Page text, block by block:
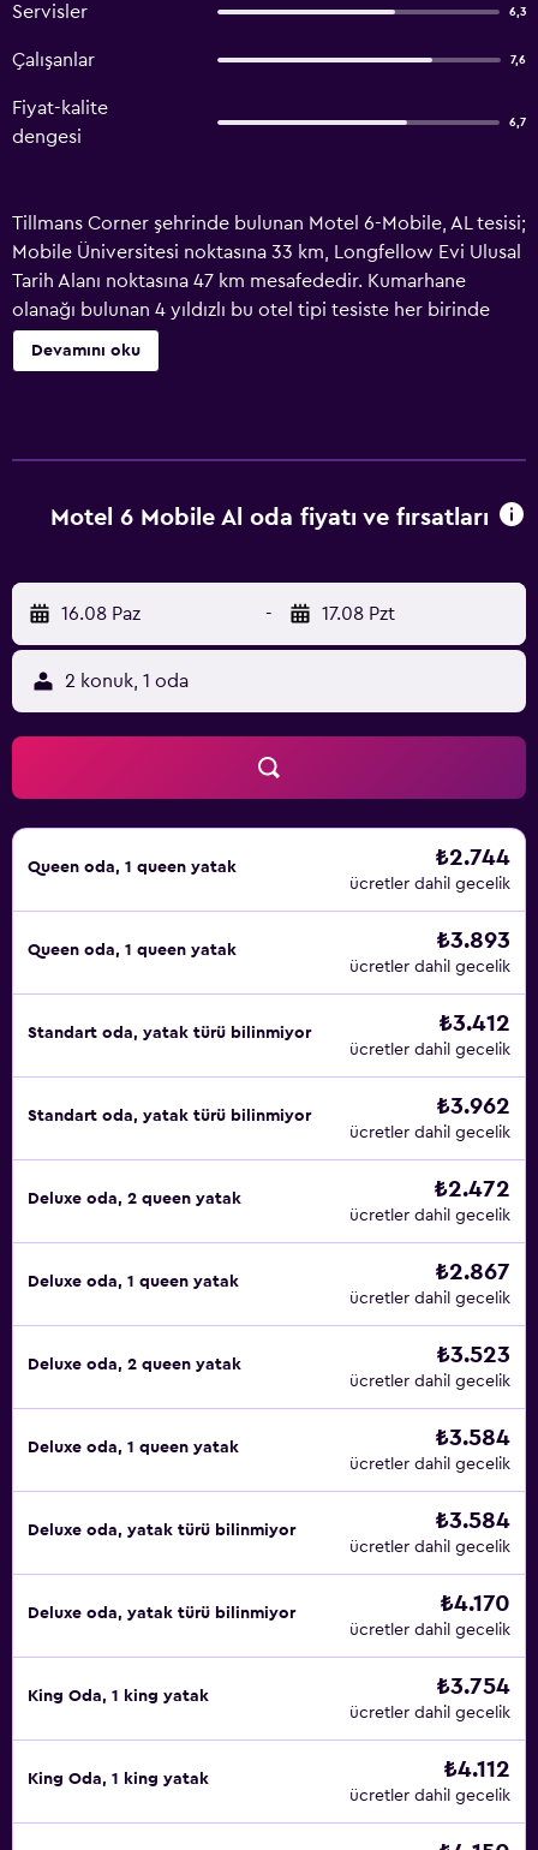
Servisler 6,3
Çalışanlar 7,6
Fiyat-kalite
dengesi
6,7
Tillmans Corner şehrinde bulunan Motel 6-Mobile, AL tesisi;
Mobile Üniversitesi noktasına 33 km, Longfellow Evi Ulusal
Tarih Alanı noktasına 47 km mesafededir. Kumarhane
olanağı bulunan 4 yıldızlı bu otel tipi tesiste her birinde
özel banyo yer alan klimalı odalar mevcuttur. Otel tipi
tesis, açık havuz ve 24 saat açık resepsiyon sunar. Tüm
Devamını oku
Motel 6 Mobile Al oda fiyatı ve fırsatları
16.08 Paz - 17.08 Pzt
2 konuk, 1 oda
Queen oda, 1 queen yatak ₺2.744
ücretler dahil gecelik
Queen oda, 1 queen yatak ₺3.893
ücretler dahil gecelik
Standart oda, yatak türü bilinmiyor ₺3.412
ücretler dahil gecelik
Standart oda, yatak türü bilinmiyor ₺3.962
ücretler dahil gecelik
Deluxe oda, 2 queen yatak ₺2.472
ücretler dahil gecelik
Deluxe oda, 1 queen yatak ₺2.867
ücretler dahil gecelik
Deluxe oda, 2 queen yatak ₺3.523
ücretler dahil gecelik
Deluxe oda, 1 queen yatak ₺3.584
ücretler dahil gecelik
Deluxe oda, yatak türü bilinmiyor ₺3.584
ücretler dahil gecelik
Deluxe oda, yatak türü bilinmiyor ₺4.170
ücretler dahil gecelik
King Oda, 1 king yatak ₺3.754
ücretler dahil gecelik
King Oda, 1 king yatak ₺4.112
ücretler dahil gecelik